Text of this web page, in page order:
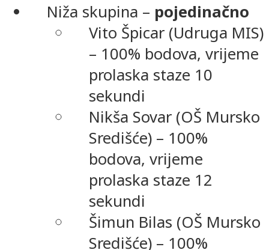
Niža skupina – pojedinačno
Vito Špicar (Udruga MIS)
– 100% bodova, vrijeme
prolaska staze 10
sekundi
Nikša Sovar (OŠ Mursko
Središće) – 100%
bodova, vrijeme
prolaska staze 12
sekundi
Šimun Bilas (OŠ Mursko
Središće) – 100%